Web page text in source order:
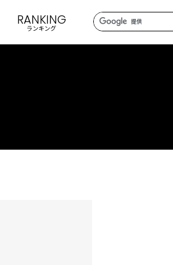
RANKING
ランキング